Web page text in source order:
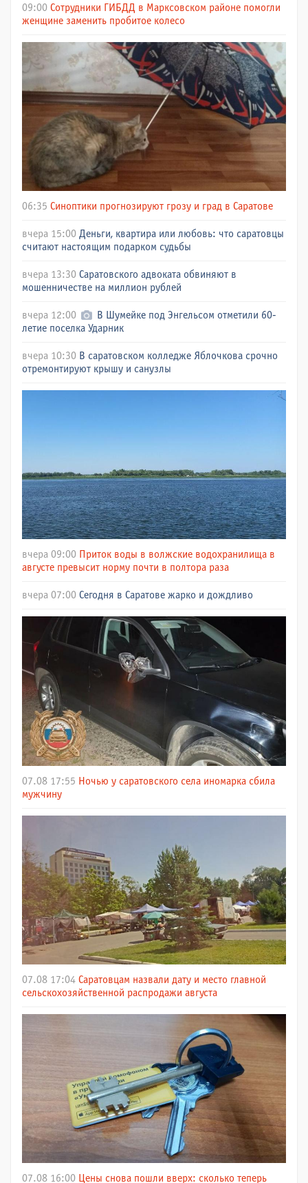
09:00 Сотрудники ГИБДД в Марксовском районе помогли
женщине заменить пробитое колесо
06:35 Синоптики прогнозируют грозу и град в Саратове
вчера 15:00 Деньги, квартира или любовь: что саратовцы
считают настоящим подарком судьбы
вчера 13:30 Саратовского адвоката обвиняют в
мошенничестве на миллион рублей
вчера 12:00
В Шумейке под Энгельсом отметили 60-
летие поселка Ударник
вчера 10:30 В саратовском колледже Яблочкова срочно
отремонтируют крышу и санузлы
вчера 09:00 Приток воды в волжские водохранилища в
августе превысит норму почти в полтора раза
вчера 07:00 Сегодня в Саратове жарко и дождливо
07.08 17:55 Ночью у саратовского села иномарка сбила
мужчину
07.08 17:04 Саратовцам назвали дату и место главной
сельскохозяйственной распродажи августа
07.08 16:00 Цены снова пошли вверх: сколько теперь